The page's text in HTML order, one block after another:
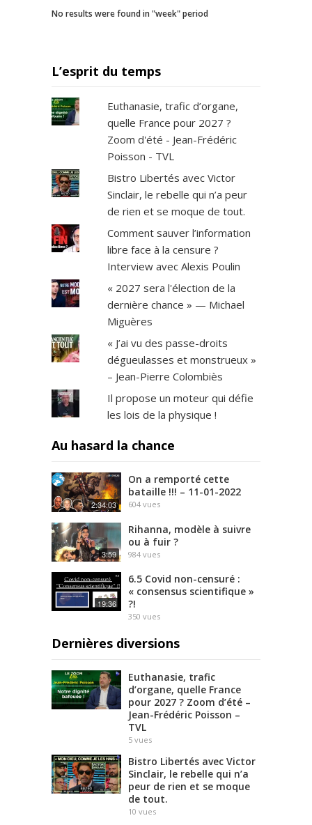
No results were found in "week" period
L’esprit du temps
Euthanasie, trafic d’organe,
quelle France pour 2027 ?
Zoom d'été - Jean-Frédéric
Poisson - TVL
Bistro Libertés avec Victor
Sinclair, le rebelle qui n’a peur
de rien et se moque de tout.
Comment sauver l’information
libre face à la censure ?
Interview avec Alexis Poulin
« 2027 sera l'élection de la
dernière chance » — Michael
Miguères
« J’ai vu des passe-droits
dégueulasses et monstrueux »
– Jean-Pierre Colombiès
Il propose un moteur qui défie
les lois de la physique !
Au hasard la chance
2:34:03
On a remporté cette
bataille !!! – 11-01-2022
604 vues
3:59
Rihanna, modèle à suivre
ou à fuir ?
984 vues
19:36
6.5 Covid non-censuré :
« consensus scientifique »
?!
350 vues
Dernières diversions
Euthanasie, trafic
d’organe, quelle France
pour 2027 ? Zoom d’été –
Jean-Frédéric Poisson –
TVL
5 vues
Bistro Libertés avec Victor
Sinclair, le rebelle qui n’a
peur de rien et se moque
de tout.
10 vues